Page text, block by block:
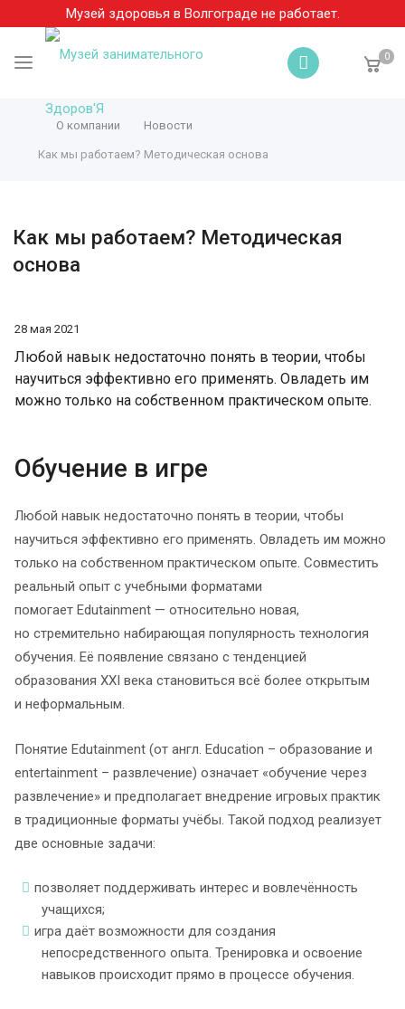
Музей здоровья в Волгограде не работает.
0
О компании Новости
Как мы работаем? Методическая основа
Как мы работаем? Методическая
основа
28 мая 2021
Любой навык недостаточно понять в теории, чтобы
научиться эффективно его применять. Овладеть им
можно только на собственном практическом опыте.
Обучение в игре
Любой навык недостаточно понять в теории, чтобы
научиться эффективно его применять. Овладеть им можно
только на собственном практическом опыте. Совместить
реальный опыт с учебными форматами
помогает Edutainment — относительно новая,
но стремительно набирающая популярность технология
обучения. Её появление связано с тенденцией
образования XXI века становиться всё более открытым
и неформальным.
Понятие Edutainment (от англ. Education – образование и
entertainment – развлечение) означает «обучение через
развлечение» и предполагает внедрение игровых практик
в традиционные форматы учёбы. Такой подход реализует
две основные задачи:
позволяет поддерживать интерес и вовлечённость
учащихся;
игра даёт возможности для создания
непосредственного опыта. Тренировка и освоение
навыков происходит прямо в процессе обучения.